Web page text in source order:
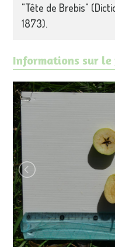
"Tête de Brebis"
1873).
Informations sur